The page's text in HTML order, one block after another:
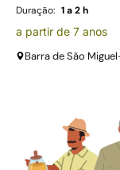
Duração: 1 a 2 h
a partir de 7 anos
Barra de São